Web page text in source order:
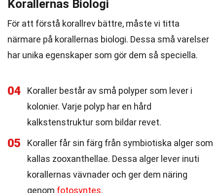
Korallernas Biologi
För att förstå korallrev bättre, måste vi titta
närmare på korallernas biologi. Dessa små varelser
har unika egenskaper som gör dem så speciella.
04
Koraller består av små polyper som lever i
kolonier. Varje polyp har en hård
kalkstenstruktur som bildar revet.
05
Koraller får sin färg från symbiotiska alger som
kallas zooxanthellae. Dessa alger lever inuti
korallernas vävnader och ger dem näring
genom fotosyntes.